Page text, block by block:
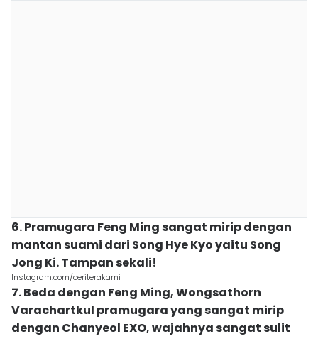
6. Pramugara Feng Ming sangat mirip dengan
mantan suami dari Song Hye Kyo yaitu Song
Jong Ki. Tampan sekali!
Instagram.com/ceriterakami
7. Beda dengan Feng Ming, Wongsathorn
Varachartkul pramugara yang sangat mirip
dengan Chanyeol EXO, wajahnya sangat sulit